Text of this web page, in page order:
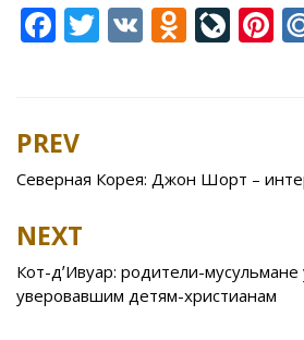
F
b
o
o
k
T V O
kl
as
ni
ki
Li
u
r
al
Pi
st
Post
navigation
PREV
Северная Корея: Джон Шорт –
NEXT
Кот-дʼИвуар: родители-
уверовавшим детям-христианам